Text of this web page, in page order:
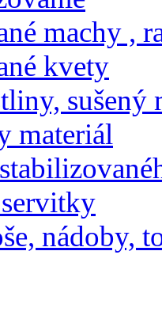
machy ,
kvety
materiál
nádoby,